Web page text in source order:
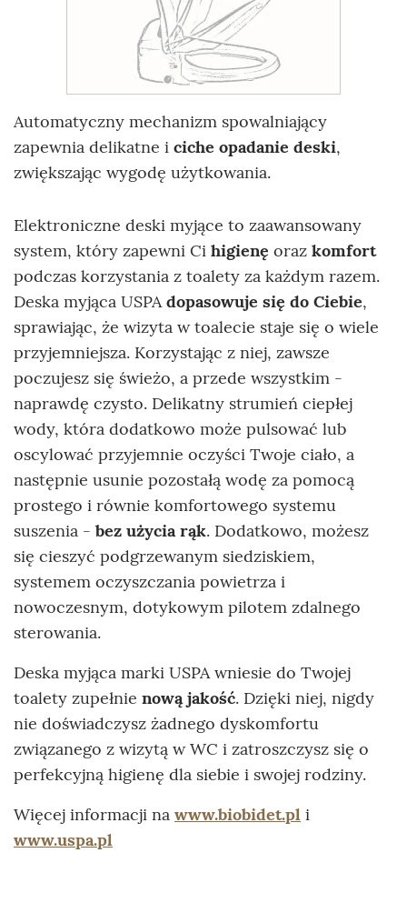
Automatyczny mechanizm spowalniający
zapewnia delikatne i ciche opadanie deski,
zwiększając wygodę użytkowania.
Elektroniczne deski myjące to zaawansowany
system, który zapewni Ci higienę oraz komfort
podczas korzystania z toalety za każdym razem.
Deska myjąca USPAdopasowuje się do Ciebie,
sprawiając, że wizyta w toalecie staje się o wiele
przyjemniejsza. Korzystając z niej, zawsze
poczujesz się świeżo, a przede wszystkim -
naprawdę czysto. Delikatny strumień ciepłej
wody, która dodatkowo może pulsować lub
oscylować przyjemnie oczyści Twoje ciało, a
następnie usunie pozostałą wodę za pomocą
prostego i równie komfortowego systemu
suszenia - bez użycia rąk. Dodatkowo, możesz
się cieszyć podgrzewanym siedziskiem,
systemem oczyszczania powietrza i
nowoczesnym, dotykowym pilotem zdalnego
sterowania.
Deska myjąca marki USPA wniesie do Twojej
toalety zupełnie nową jakość. Dzięki niej, nigdy
nie doświadczysz żadnego dyskomfortu
związanego z wizytą w WC i zatroszczysz się o
perfekcyjną higienę dla siebie i swojej rodziny.
Więcej informacji na www.biobidet.pl i
www.uspa.pl